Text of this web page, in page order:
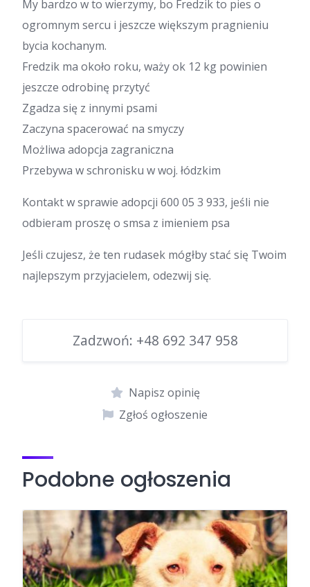
My bardzo w to wierzymy, bo Fredzik to pies o
ogromnym sercu i jeszcze większym pragnieniu
bycia kochanym.
Fredzik ma około roku, waży ok 12 kg powinien
jeszcze odrobinę przytyć
Zgadza się z innymi psami
Zaczyna spacerować na smyczy
Możliwa adopcja zagraniczna
Przebywa w schronisku w woj. łódzkim
Kontakt w sprawie adopcji 600 05 3 933, jeśli nie
odbieram proszę o smsa z imieniem psa
Jeśli czujesz, że ten rudasek mógłby stać się Twoim
najlepszym przyjacielem, odezwij się.
Zadzwoń: +48 692 347 958
Napisz opinię
Zgłoś ogłoszenie
Podobne ogłoszenia